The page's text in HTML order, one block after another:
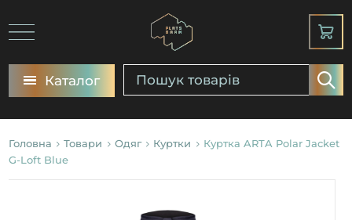
Каталог
Головна Товари Одяг Куртки
Куртка ARTA Polar Jacket
G-Loft Blue